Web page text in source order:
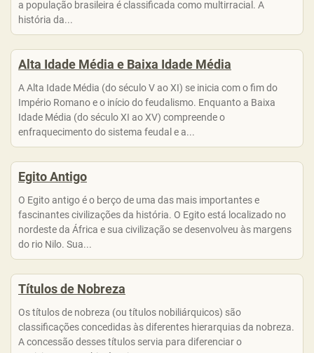
a população brasileira é classificada como multirracial. A
história da...
Alta Idade Média e Baixa Idade Média
A Alta Idade Média (do século V ao XI) se inicia com o fim do
Império Romano e o início do feudalismo. Enquanto a Baixa
Idade Média (do século XI ao XV) compreende o
enfraquecimento do sistema feudal e a...
Egito Antigo
O Egito antigo é o berço de uma das mais importantes e
fascinantes civilizações da história. O Egito está localizado no
nordeste da África e sua civilização se desenvolveu às margens
do rio Nilo. Sua...
Títulos de Nobreza
Os títulos de nobreza (ou títulos nobiliárquicos) são
classificações concedidas às diferentes hierarquias da nobreza.
A concessão desses títulos servia para diferenciar o